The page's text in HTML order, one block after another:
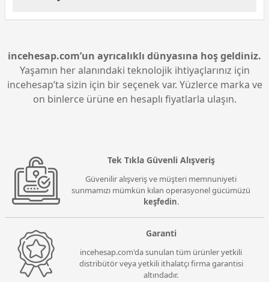
engelleme özelliği ve bağlantı seçenekleri gibi teknik
süresini göz önünde bulundurmak da faydalı
olacaktır.
Dexim Yayıncı Mikrofonu, kullanıcı dostu bir kurulum
özelliği ile herhangi bir sürücü yüklemesine gerek
kalmadan anında kullanıma hazır hale gelir.
Mikrofonu, ses ayarları menüsünden varsayılan kayıt
cihazı olarak seçerek, hemen ses kaydına
başlayabilirsiniz.
incehesap.com’un ayrıcalıklı dünyasına hoş geldiniz.
Yaşamın her alanındaki teknolojik ihtiyaçlarınız için
incehesap’ta sizin için bir seçenek var. Yüzlerce marka ve
on binlerce ürüne en hesaplı fiyatlarla ulaşın.
Tek Tıkla Güvenli Alışveriş
Güvenilir alışveriş ve müşteri memnuniyeti
sunmamızı mümkün kılan operasyonel gücümüzü
keşfedin.
Garanti
incehesap.com'da sunulan tüm ürünler yetkili
distribütör veya yetkili ithalatçı firma garantisi
altındadır.